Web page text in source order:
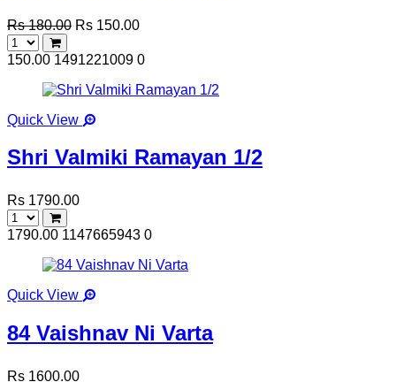
Rs 180.00 Rs 150.00
150.00 1491221009 0
Quick View
Shri Valmiki Ramayan 1/2
Rs 1790.00
1790.00 1147665943 0
Quick View
84 Vaishnav Ni Varta
Rs 1600.00